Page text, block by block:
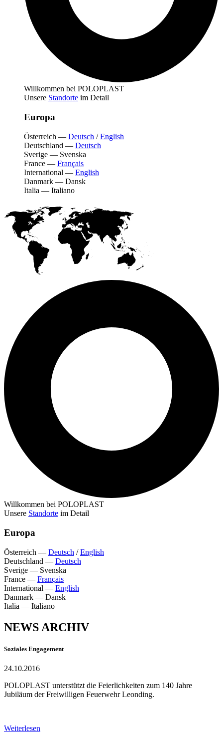
Willkommen bei POLOPLAST
Unsere Standorte im Detail
Europa
Österreich — Deutsch /English
Deutschland — Deutsch
Sverige — Svenska
France — Français
International — English
Danmark — Dansk
Italia — Italiano
Willkommen bei POLOPLAST
Unsere Standorte im Detail
Europa
Österreich — Deutsch /English
Deutschland — Deutsch
Sverige — Svenska
France — Français
International — English
Danmark — Dansk
Italia — Italiano
NEWS ARCHIV
Soziales Engagement
24.10.2016
POLOPLAST unterstützt die Feierlichkeiten zum 140 Jahre
Jubiläum der Freiwilligen Feuerwehr Leonding.
Weiterlesen